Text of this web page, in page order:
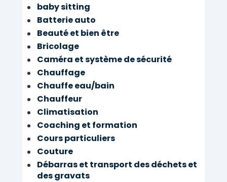
baby sitting
Batterie auto
Beauté et bien être
Bricolage
Caméra et système de sécurité
Chauffage
Chauffe eau/bain
Chauffeur
Climatisation
Coaching et formation
Cours particuliers
Couture
Débarras et transport des déchets et
des gravats